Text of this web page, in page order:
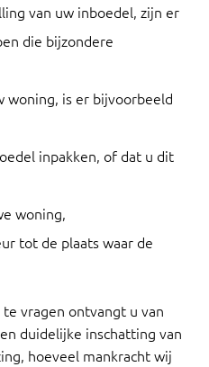
van uw inboedel, zijn er
die bijzondere
woning, is er bijvoorbeeld
inpakken, of dat u dit
woning,
tot de plaats waar de
vragen ontvangt u van
duidelijke inschatting van
hoeveel mankracht wij